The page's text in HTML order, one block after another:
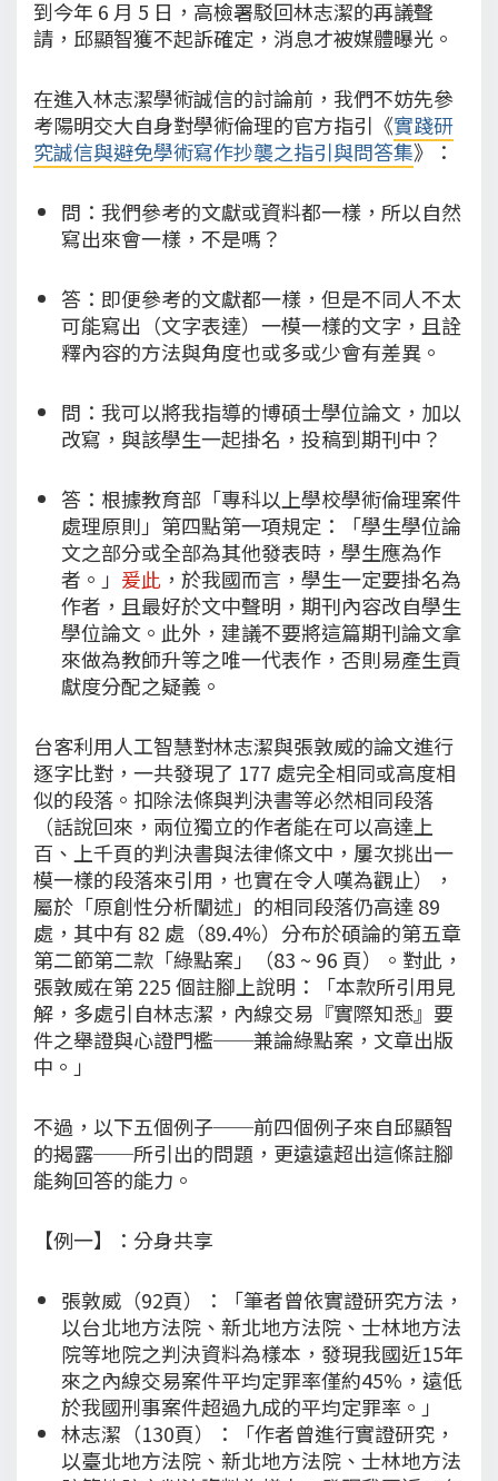
到今年 6 月 5 日，高檢署駁回林志潔的再議聲
請，邱顯智獲不起訴確定，消息才被媒體曝光。
在進入林志潔學術誠信的討論前，我們不妨先參
考陽明交大自身對學術倫理的官方指引《實踐研
究誠信與避免學術寫作抄襲之指引與問答集》：
問：我們參考的文獻或資料都一樣，所以自然
寫出來會一樣，不是嗎？
答：即便參考的文獻都一樣，但是不同人不太
可能寫出（文字表達）一模一樣的文字，且詮
釋內容的方法與角度也或多或少會有差異。
問：我可以將我指導的博碩士學位論文，加以
改寫，與該學生一起掛名，投稿到期刊中？
答：根據教育部「專科以上學校學術倫理案件
處理原則」第四點第一項規定：「學生學位論
文之部分或全部為其他發表時，學生應為作
者。」 爰此 ，於我國而言，學生一定要掛名為
作者，且最好於文中聲明，期刊內容改自學生
學位論文。此外，建議不要將這篇期刊論文拿
來做為教師升等之唯一代表作，否則易產生貢
獻度分配之疑義。
台客利用人工智慧對林志潔與張敦威的論文進行
逐字比對，一共發現了 177 處完全相同或高度相
似的段落。扣除法條與判決書等必然相同段落
（話說回來，兩位獨立的作者能在可以高達上
百、上千頁的判決書與法律條文中，屢次挑出一
模一樣的段落來引用，也實在令人嘆為觀止），
屬於「原創性分析闡述」的相同段落仍高達 89
處，其中有 82 處（89.4%）分布於碩論的第五章
第二節第二款「綠點案」（83 ~ 96 頁）。對此，
張敦威在第 225 個註腳上說明：「本款所引用見
解，多處引自林志潔，內線交易『實際知悉』要
件之舉證與心證門檻──兼論綠點案，文章出版
中。」
不過，以下五個例子──前四個例子來自邱顯智
的揭露──所引出的問題，更遠遠超出這條註腳
能夠回答的能力。
【例一】：分身共享
張敦威（92頁）：「筆者曾依實證研究方法，
以台北地方法院、新北地方法院、士林地方法
院等地院之判決資料為樣本，發現我國近15年
來之內線交易案件平均定罪率僅約45%，遠低
於我國刑事案件超過九成的平均定罪率。」
林志潔（130頁）：「作者曾進行實證研究，
以臺北地方法院、新北地方法院、士林地方法